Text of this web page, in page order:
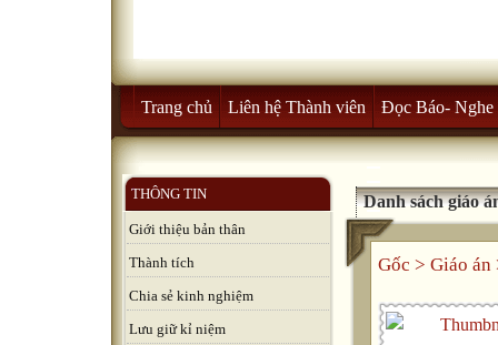
Trang chủ Liên hệ Thành viên Đọc Báo- Nghe
THÔNG TIN
Giới thiệu bản thân
Thành tích
Chia sẻ kinh nghiệm
Lưu giữ kỉ niệm
Danh sách giáo
Gốc > Giáo án